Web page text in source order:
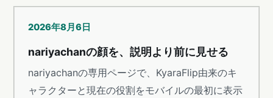
2026年8月6日
nariyachanの顔を、説明より前に見せる
nariyachanの専用ページで、KyaraFlip由来のキ
ャラクターと現在の役割をモバイルの最初に表示